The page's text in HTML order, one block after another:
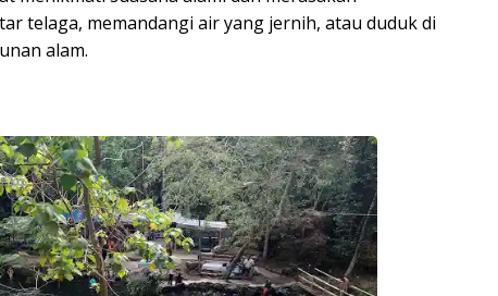
telaga, memandangi air yang jernih, atau duduk di
alam.